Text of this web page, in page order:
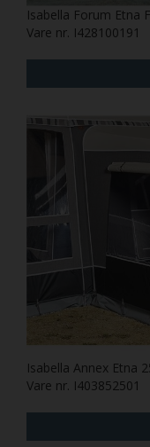
Isabella Forum Etna
Vare nr. I428100191
Isabella Annex Etna
Vare nr. I403852501